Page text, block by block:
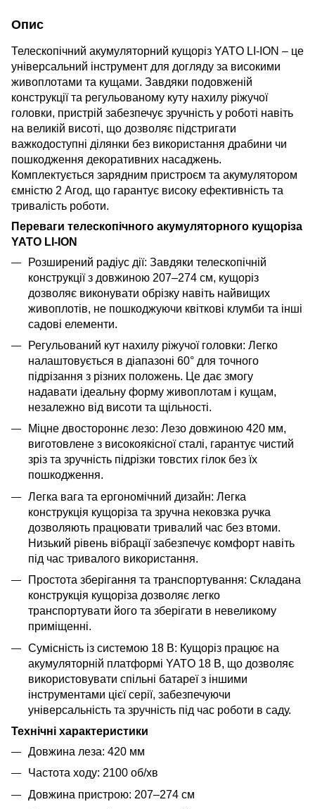
Опис
Телескопічний акумуляторний кущоріз YATO LI-ION – це
універсальний інструмент для догляду за високими
живоплотами та кущами. Завдяки подовженій
конструкції та регульованому куту нахилу ріжучої
головки, пристрій забезпечує зручність у роботі навіть
на великій висоті, що дозволяє підстригати
важкодоступні ділянки без використання драбини чи
пошкодження декоративних насаджень.
Комплектується зарядним пристроєм та акумулятором
ємністю 2 Агод, що гарантує високу ефективність та
тривалість роботи.
Переваги телескопічного акумуляторного кущоріза
YATO LI-ION
Розширений радіус дії: Завдяки телескопічній
конструкції з довжиною 207–274 см, кущоріз
дозволяє виконувати обрізку навіть найвищих
живоплотів, не пошкоджуючи квіткові клумби та інші
садові елементи.
Регульований кут нахилу ріжучої головки: Легко
налаштовується в діапазоні 60° для точного
підрізання з різних положень. Це дає змогу
надавати ідеальну форму живоплотам і кущам,
незалежно від висоти та щільності.
Міцне двостороннє лезо: Лезо довжиною 420 мм,
виготовлене з високоякісної сталі, гарантує чистий
зріз та зручність підрізки товстих гілок без їх
пошкодження.
Легка вага та ергономічний дизайн: Легка
конструкція кущоріза та зручна нековзка ручка
дозволяють працювати тривалий час без втоми.
Низький рівень вібрації забезпечує комфорт навіть
під час тривалого використання.
Простота зберігання та транспортування: Складана
конструкція кущоріза дозволяє легко
транспортувати його та зберігати в невеликому
приміщенні.
Сумісність із системою 18 В: Кущоріз працює на
акумуляторній платформі YATO 18 В, що дозволяє
використовувати спільні батареї з іншими
інструментами цієї серії, забезпечуючи
універсальність та зручність під час роботи в саду.
Технічні характеристики
Довжина леза: 420 мм
Частота ходу: 2100 об/хв
Довжина пристрою: 207–274 см